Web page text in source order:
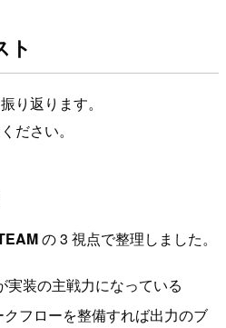
ト
り返ります。
ださい。
の 3 視点で整理しました。
装の主戦力になっている
フローを整備すれば出力のブ